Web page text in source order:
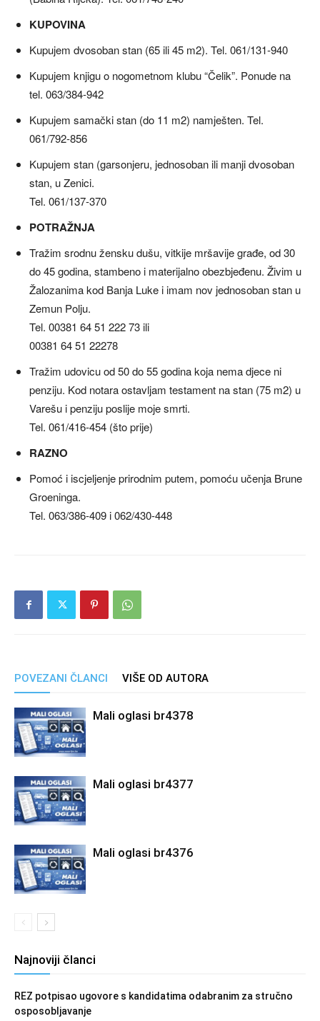
KUPOVINA
Kupujem dvosoban stan (65 ili 45 m2). Tel. 061/131-940
Kupujem knjigu o nogometnom klubu “Čelik”. Ponude na
tel. 063/384-942
Kupujem samački stan (do 11 m2) namješten. Tel.
061/792-856
Kupujem stan (garsonjeru, jednosoban ili manji dvosoban
stan, u Zenici.
Tel. 061/137-370
POTRAŽNJA
Tražim srodnu žensku dušu, vitkije mršavije građe, od 30
do 45 godina, stambeno i materijalno obezbjeđenu. Živim u
Žalozanima kod Banja Luke i imam nov jednosoban stan u
Zemun Polju.
Tel. 00381 64 51 222 73 ili
00381 64 51 22278
Tražim udovicu od 50 do 55 godina koja nema djece ni
penziju. Kod notara ostavljam testament na stan (75 m2) u
Varešu i penziju poslije moje smrti.
Tel. 061/416-454 (što prije)
RAZNO
Pomoć i iscjeljenje prirodnim putem, pomoću učenja Brune
Groeninga.
Tel. 063/386-409 i 062/430-448
POVEZANI ČLANCI VIŠE OD AUTORA
Mali oglasi br4378
Mali oglasi br4377
Mali oglasi br4376
Najnoviji članci
REZ potpisao ugovore s kandidatima odabranim za stručno
osposobljavanje